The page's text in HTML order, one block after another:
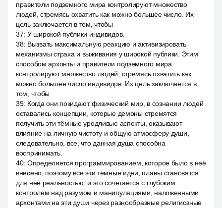
правители подземного мира контролируют множество
людей, стремясь охватить как можно большее число. Их
цель заключается в том, чтобы
37: У широкой публики индивидов.
38: Вызвать максимальную реакцию и активизировать
механизмы страха и выживания у широкой публики. Этим
способом архонты и правители подземного мира
контролируют множество людей, стремясь охватить как
можно большее число индивидов. Их цель заключается в
том, чтобы
39: Когда они покидают физический мир, в сознании людей
оставались концепции, которые демоны стремятся
получить эти тёмные уродливые аспекты, оказывают
влияние на личную чистоту и общую атмосферу души,
следовательно, все, что данная душа способна
воспринимать.
40: Определяется программированием, которое было в неё
внесено, поэтому все эти тёмные идеи, планы становятся
для неё реальностью, и это сочетается с глубоким
контролем над разумом и манипуляциями, наложенными
архонтами на эти души через разнообразные религиозные